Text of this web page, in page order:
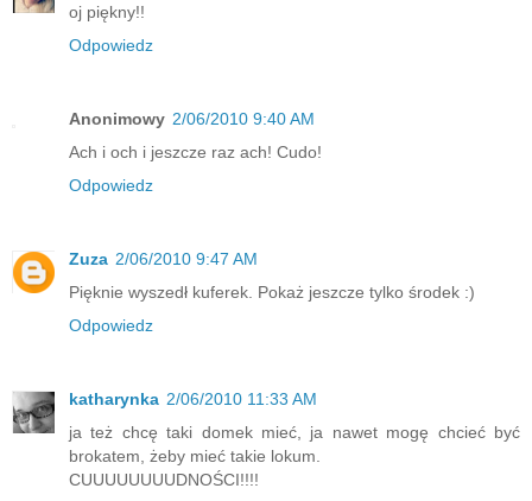
oj piękny!!
Odpowiedz
Anonimowy 2/06/2010 9:40 AM
Ach i och i jeszcze raz ach! Cudo!
Odpowiedz
Zuza 2/06/2010 9:47 AM
Pięknie wyszedł kuferek. Pokaż jeszcze tylko środek :)
Odpowiedz
katharynka 2/06/2010 11:33 AM
ja też chcę taki domek mieć, ja nawet mogę chcieć być
brokatem, żeby mieć takie lokum.
CUUUUUUUUDNOŚCI!!!!